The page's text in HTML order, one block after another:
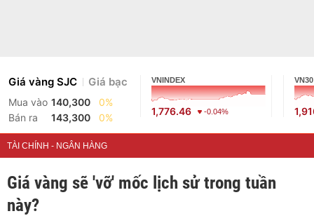
Giá vàng SJC Giá bạc
Mua vào 140,300
0%
Bán ra
143,300 0%
VNINDEX
1,776.46 -0.04%
VN30
TÀI CHÍNH - NGÂN HÀNG
Giá vàng sẽ 'vỡ' mốc lịch sử trong tuần
này?